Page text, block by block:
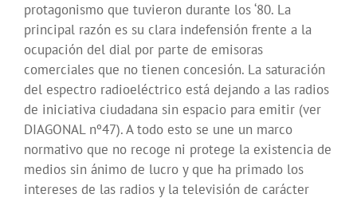
protagonismo que tuvieron durante los ‘80. La
principal razón es su clara indefensión frente a la
ocupación del dial por parte de emisoras
comerciales que no tienen concesión. La saturación
del espectro radioeléctrico está dejando a las radios
de iniciativa ciudadana sin espacio para emitir (ver
DIAGONAL nº47). A todo esto se une un marco
normativo que no recoge ni protege la existencia de
medios sin ánimo de lucro y que ha primado los
intereses de las radios y la televisión de carácter